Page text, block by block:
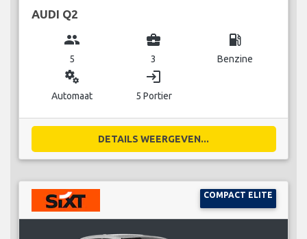
AUDI Q2
group
5
business_center
3
local_gas_station
Benzine
miscellaneous_services
Automaat
login
5 Portier
DETAILS WEERGEVEN...
COMPACT ELITE